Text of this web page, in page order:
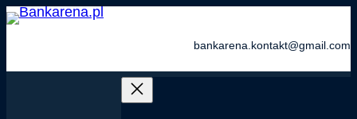
Przejdź
bankarena.kontakt@gmail.com